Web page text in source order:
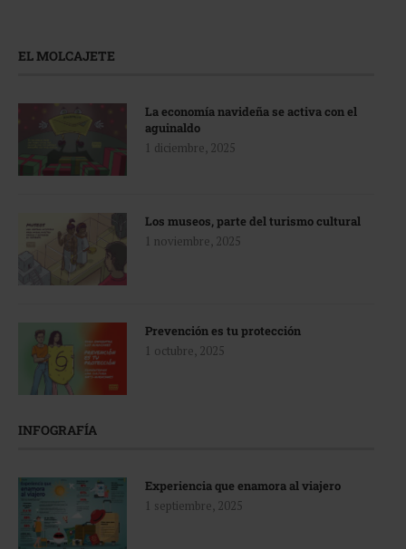
EL MOLCAJETE
La economía navideña se activa con el
aguinaldo
1 diciembre, 2025
Los museos, parte del turismo cultural
1 noviembre, 2025
Prevención es tu protección
1 octubre, 2025
INFOGRAFÍA
Experiencia que enamora al viajero
1 septiembre, 2025